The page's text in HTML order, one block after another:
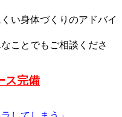
い身体づくりのアドバイ
ことでもご相談くださ
ス完備